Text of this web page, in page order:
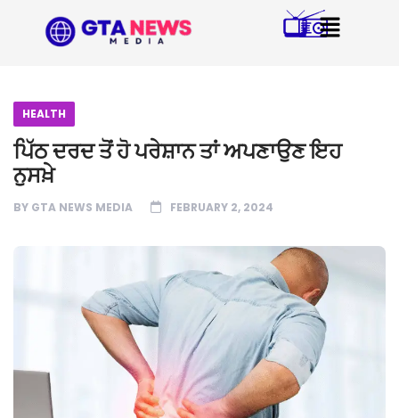
HEALTH
ਪਿੱਠ ਦਰਦ ਤੋਂ ਹੋ ਪਰੇਸ਼ਾਨ ਤਾਂ ਅਪਣਾਉਣ ਇਹ
ਨੁਸਖ਼ੇ
BY GTA NEWS MEDIA FEBRUARY 2, 2024